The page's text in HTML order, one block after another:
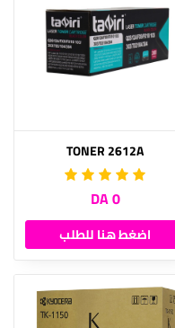
TONER 2612A
0 DA
اضغط هنا للطلب